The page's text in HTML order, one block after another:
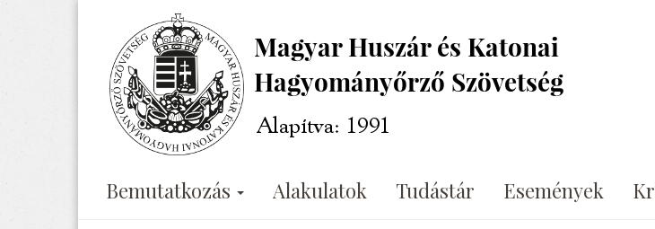
Bemutatkozás Alakulatok Tudástár Események